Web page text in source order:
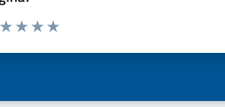
da 1 a 5 stelle la pagina